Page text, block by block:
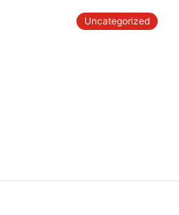
Uncategorized